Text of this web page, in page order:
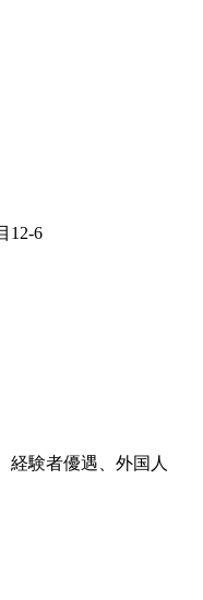
12‐6
経験者優遇、外国人